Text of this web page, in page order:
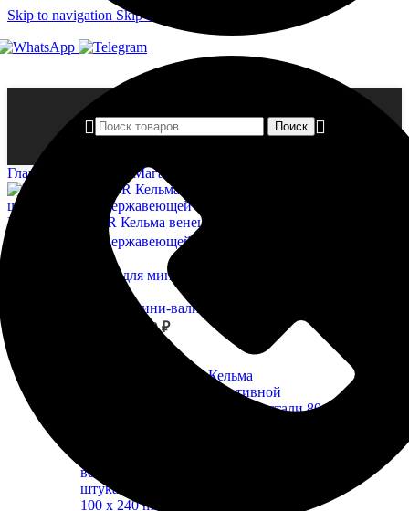
Skip to navigation Skip to main content
Поиск
Главная страница Магазин
MARYO DECOR Кельма венецианская для декоративной
штукатурки из нержавеющей стали 70-77 х 200 mm
MATRIX Ручка для мини-валиков 50 мм и 75 мм, D ручки 6
59,00₽